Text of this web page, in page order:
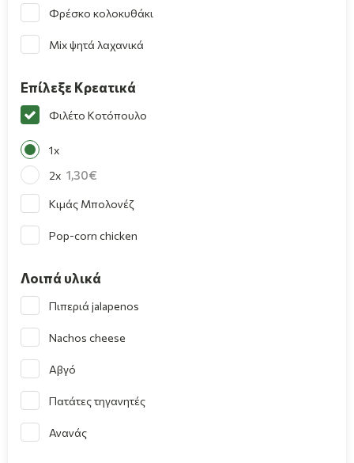
Φρέσκο κολοκυθάκι
Mix ψητά λαχανικά
Επίλεξε Κρεατικά
Φιλέτο Κοτόπουλο
1x
2x 1,30
Κιμάς Μπολονέζ
Pop-corn chicken
Λοιπά υλικά
Πιπεριά jalapenos
Nachos cheese
Αβγό
Πατάτες τηγανητές
Ανανάς